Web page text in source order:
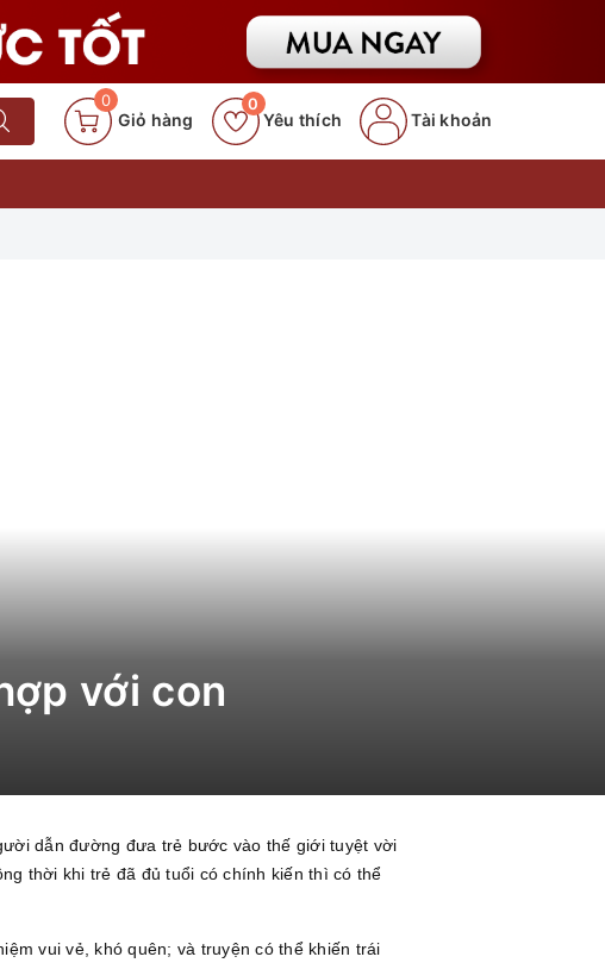
0
Giỏ hàng Yêu thích
0
Tài khoản
với con
dẫn đường đưa trẻ bước vào thế giới tuyệt vời
thời khi trẻ đã đủ tuổi có chính kiến thì có thể
vui vẻ, khó quên; và truyện có thể khiến trái